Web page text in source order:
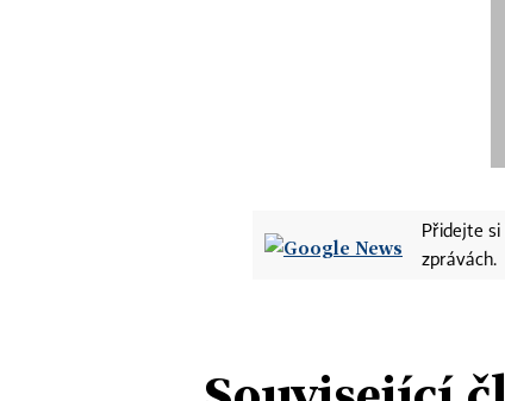
Přidejte
zprávách.